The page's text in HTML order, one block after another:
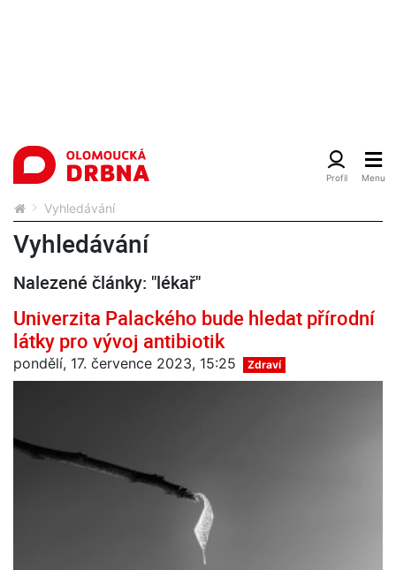
Vyhledávání
Vyhledávání
Nalezené články: "lékař"
Univerzita Palackého bude hledat přírodní
látky pro vývoj antibiotik
pondělí, 17. července 2023, 15:25 Zdraví